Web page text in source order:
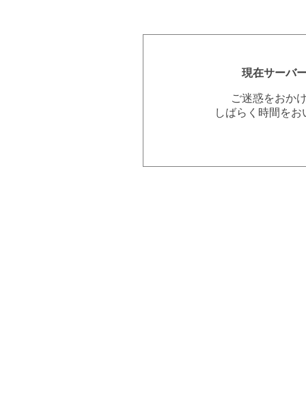
現在サーバ
ご迷惑をおか
しばらく時間を